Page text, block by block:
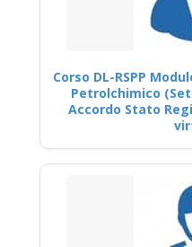
Corso DL-RSPP
Petrolchimico
Accordo Stato